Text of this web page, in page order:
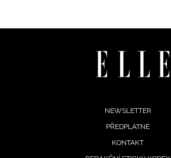
NEWSLETTER
PŘEDPLATNÉ
KONTAKT